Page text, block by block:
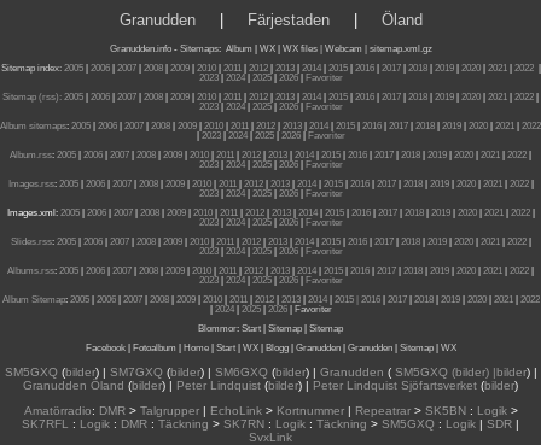
Granudden| Färjestaden| Öland
Granudden.info- Sitemaps: Album WX WX files | Webcam |
sitemap.xml.gz
Sitemap index: 2005| 2006| 2007| 2008| 2009| 2010| 2011| 2012| 2013| 2014| 2015| 2016| 2017| 2018| 2019| 2020| 2021| 2022|
2023| 2024| 2025| 2026|
Favoriter
Sitemap (rss): 2005 2006 2007 2008 2009 2010 2011 2012 2013 2014 2015 2016 2017 2018 2019 2020 2021 2022
2023| 2024| 2025| 2026|
Favoriter
Album sitemaps: 2005 2006 2007 2008 2009 2010 2011 2012 2013 2014 2015 2016 2017 2018 2019 2020 2021
2022
2023| 2024| 2025| 2026|
Favoriter
Album.rss: 2005 2006 2007 2008 2009 2010 2011 2012 2013 2014 2015 2016 2017 2018 2019 2020 2021 2022
2023| 2024| 2025| 2026|
Favoriter
Images.rss: 2005| 2006| 2007| 2008| 2009| 2010| 2011| 2012| 2013| 2014| 2015| 2016| 2017| 2018| 2019| 2020| 2021| 2022|
2023| 2024| 2025| 2026|
Favoriter
Images.xml: 2005| 2006| 2007| 2008| 2009| 2010| 2011| 2012| 2013| 2014| 2015| 2016| 2017| 2018| 2019| 2020| 2021| 2022|
2023| 2024| 2025| 2026|
Favoriter
Slides.rss: 2005| 2006| 2007| 2008| 2009| 2010| 2011| 2012| 2013| 2014| 2015| 2016| 2017| 2018| 2019| 2020| 2021| 2022|
2023| 2024| 2025| 2026|
Favoriter
Albums.rss: 2005 2006 2007 2008 2009 2010 2011 2012 2013 2014 2015 2016 2017 2018 2019 2020 2021 2022
2023| 2024| 2025| 2026|
Favoriter
Album Sitemap: 2005| 2006| 2007| 2008| 2009| 2010| 2011| 2012| 2013| 2014| 2015 | 2016| 2017| 2018| 2019| 2020| 2021| 2022
2024| 2025| 2026|
Favoriter
Blommor: Start Sitemap
Sitemap
Facebook| Fotoalbum Home| Start| WX| Blogg| Granudden| Granudden| Sitemap| WX
SM5GXQ(bilder) | SM7GXQ(bilder) | SM6GXQ(bilder) | Granudden (SM5GXQ (bilder) |bilder) |
Granudden Öland (bilder) | Peter Lindquist (bilder) | Peter Lindquist Sjöfartsverket (bilder)
Amatörradio: DMR> Talgrupper| EchoLink> Kortnummer| Repeatrar> SK5BN: Logik>
SK7RFL
: Logik : DMR : Täckning > SK7RN : Logik : Täckning > SM5GXQ : Logik | SDR |
SvxLink